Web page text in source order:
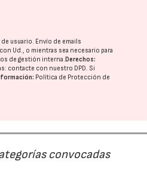
usuario. Envío de emails
Ud., o mientras sea necesario para
de gestión interna. Derechos:
contacte con nuestro DPD. Si
Política de Protección de
convocadas